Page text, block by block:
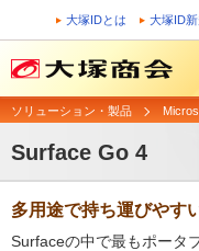
大塚IDとは 大塚ID
ソリューション・製品
Surface Go 4
多用途で持ち運びやす
Surfaceの中で最もポータ